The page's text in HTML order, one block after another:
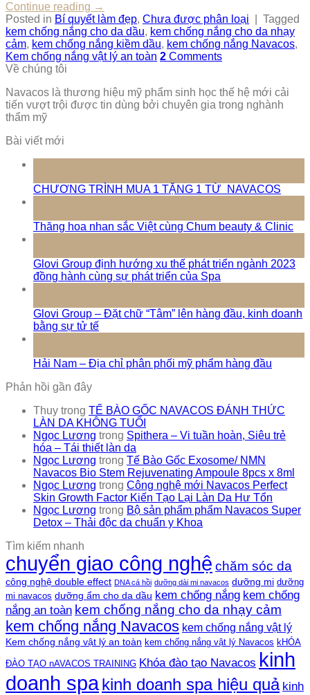
Continue reading →
Posted in Bí quyết làm đẹp, Chưa được phân loại
Tagged
kem chống nắng cho da dầu, kem chống nắng cho da nhạy
cảm, kem chống nắng kiềm dầu, kem chống nắng Navacos,
Kem chống nắng vật lý an toàn 2 Comments
Về chúng tôi
Navacos là thương hiệu mỹ phẩm sinh học thế hệ mới cải
tiến vượt trội được tin dùng bởi chuyên gia trong nghành
thẩm mỹ
Bài viết mới
CHƯƠNG TRÌNH MUA 1 TẶNG 1 TỪ NAVACOS
Thăng hoa nhan sắc Việt cùng Chum beauty & Clinic
Glovi Group định hướng xu thế phát triển ngành 2023
đồng hành cùng sự phát triển của Spa
Glovi Group – Đặt chữ “Tâm” lên hàng đầu, kinh doanh
bằng sự tử tế
Hải Nam – Địa chỉ phân phối mỹ phẩm hàng đầu
Phản hồi gần đây
Thuy trong TẾ BÀO GỐC NAVACOS ĐÁNH THỨC
LÀN DA KHÔNG TUỔI
Ngọc Lương trong Spithera – Vi tuần hoàn, Siêu trẻ
hóa – Tái thiết làn da
Ngọc Lương trong Tế Bào Gốc Exosome/ NMN
Navacos Bio Stem Rejuvenating Ampoule 8pcs x 8ml
Ngọc Lương trong Công nghệ mới Navacos Perfect
Skin Growth Factor Kiến Tạo Lại Làn Da Hư Tổn
Ngọc Lương trong Bộ sản phẩm phẩm Navacos Super
Detox – Thải độc da chuẩn y Khoa
Tìm kiếm nhanh
chuyển giao công nghệ chăm sóc da
công nghệ double effect DNA cá hồi dưỡng dài mi navacos dưỡng mi dưỡng
mi navacos dưỡng ẩm cho da dầu kem chống nắng kem chống
nắng an toàn kem chống nắng cho da nhạy cảm
kem chống nắng Navacos kem chống nắng vật lý
Kem chống nắng vật lý an toàn kem chống nắng vật lý Navacos kHÓA
ĐÀO TẠO nAVACOS TRAINING Khóa đào tạo Navacos kinh
doanh spa kinh doanh spa hiệu quả kinh